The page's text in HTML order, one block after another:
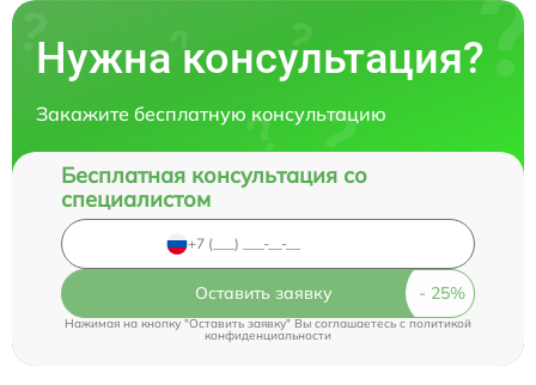
Нужна консультация?
Закажите бесплатную консультацию
Бесплатная консультация со
специалистом
Оставить заявку
Нажимая на кнопку "Оставить заявку" Вы соглашаетесь cполитикой
конфиденциальности